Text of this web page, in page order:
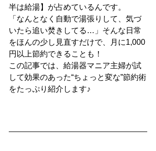
半は給湯】が占めているんです。
「なんとなく自動で湯張りして、気づ
いたら追い焚きしてる…」そんな日常
をほんの少し見直すだけで、月に1,000
円以上節約できることも！
この記事では、給湯器マニア主婦が試
して効果のあった“ちょっと変な”節約術
をたっぷり紹介します♪